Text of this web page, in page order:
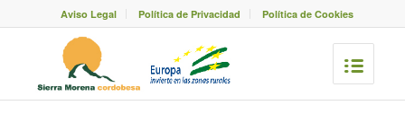
Aviso Legal Política de Privacidad Política de Cookies